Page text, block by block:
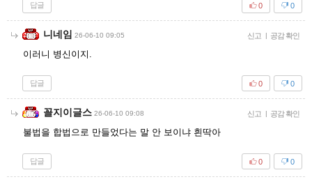
답글 0
0
니네임 26-06-10 09:05 신고 | 공감 확인
이러니 병신이지.
답글 0
0
꼴지이글스 26-06-10 09:08 신고 | 공감 확인
불법을 합법으로 만들었다는 말 안 보이냐 흰딱아
답글 0
0